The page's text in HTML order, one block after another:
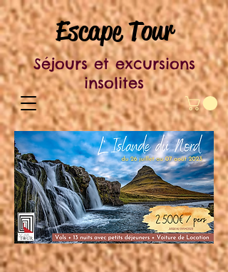
Escape Tour
Séjours et excursions
insolites